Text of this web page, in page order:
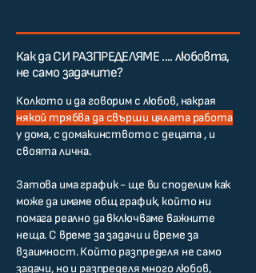
Как да СИ РАЗПРЕДЕЛЯМЕ .... любовта,
не само задачите?
Колкото и да говорим с любов, накрая
някой трябва да свърши цялата работа
у дома, с домакинството с децата , и
своята лична.
Затова има график - ще ви споделим как
може да имаме общ график, който ни
помага реално да включваме важните
неща. С време за задачи и време за
взаимност. Който разпределя не само
задачи, но и разпределя много любов,